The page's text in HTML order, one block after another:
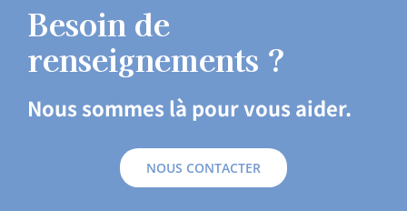
Besoin de
renseignements ?
Nous sommes là pour vous aider.
NOUS CONTACTER